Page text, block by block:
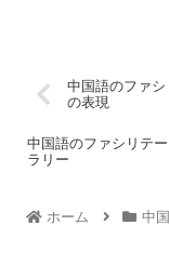
中国語のファ
の表現
中国語のファシリテ
ラリー
ホーム 中